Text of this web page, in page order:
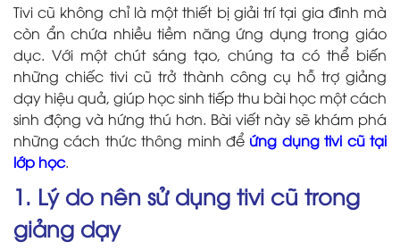
Tivi cũ không chỉ là một thiết bị giải trí tại gia đình mà
còn ẩn chứa nhiều tiềm năng ứng dụng trong giáo
dục. Với một chút sáng tạo, chúng ta có thể biến
những chiếc tivi cũ trở thành công cụ hỗ trợ giảng
dạy hiệu quả, giúp học sinh tiếp thu bài học một cách
sinh động và hứng thú hơn. Bài viết này sẽ khám phá
những cách thức thông minh để ứng dụng tivi cũ tại
lớp học.
1. Lý do nên sử dụng tivi cũ trong
giảng dạy